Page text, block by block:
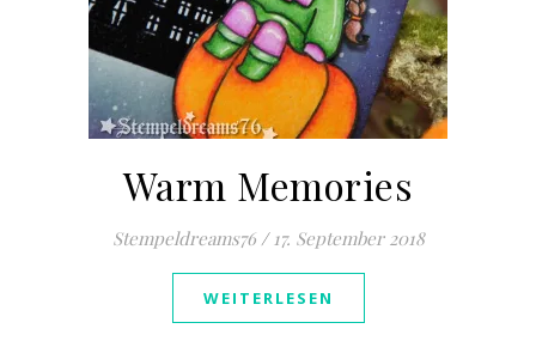
Warm Memories
Stempeldreams76 / 17. September 2018
WEITERLESEN